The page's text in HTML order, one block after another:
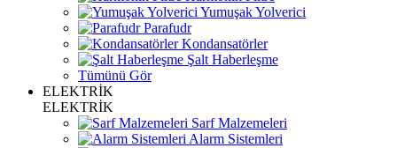
Yumuşak Yolverici
Parafudr
Kondansatörler
Şalt Haberleşme
Tümünü Gör
ELEKTRİK
ELEKTRİK
Sarf Malzemeleri
Alarm Sistemleri